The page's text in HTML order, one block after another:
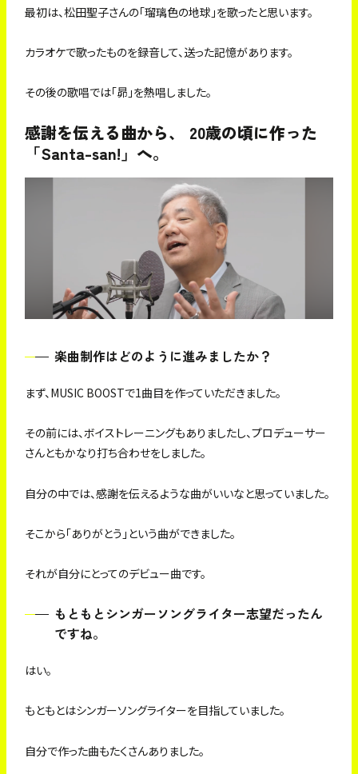
最初は、松田聖子さんの「瑠璃色の地球」を歌ったと思います。
カラオケで歌ったものを録音して、送った記憶があります。
その後の歌唱では「昴」を熱唱しました。
感謝を伝える曲から、 20歳の頃に作った
「Santa-san!」へ。
楽曲制作はどのように進みましたか？
まず、MUSIC BOOSTで1曲目を作っていただきました。
その前には、ボイストレーニングもありましたし、プロデューサー
さんともかなり打ち合わせをしました。
自分の中では、感謝を伝えるような曲がいいなと思っていました。
そこから「ありがとう」という曲ができました。
それが自分にとってのデビュー曲です。
もともとシンガーソングライター志望だったん
ですね。
はい。
もともとはシンガーソングライターを目指していました。
自分で作った曲もたくさんありました。